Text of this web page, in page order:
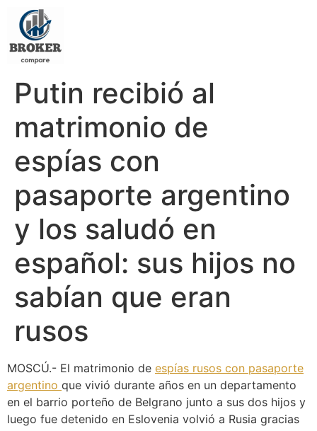
Putin recibió al
matrimonio de
espías con
pasaporte argentino
y los saludó en
español: sus hijos no
sabían que eran
rusos
MOSCÚ.- El matrimonio de espías rusos con pasaporte
argentino que vivió durante años en un departamento
en el barrio porteño de Belgrano junto a sus dos hijos y
luego fue detenido en Eslovenia volvió a Rusia gracias